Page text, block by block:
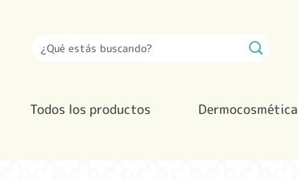
contenido
Buscar
por:
Todos los productos Dermocosmética